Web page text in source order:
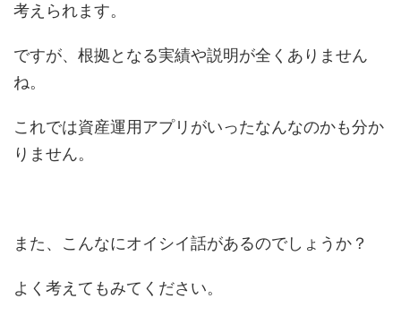
考えられます。
ですが、根拠となる実績や説明が全くありません
ね。
これでは資産運用アプリがいったなんなのかも分か
りません。
また、こんなにオイシイ話があるのでしょうか？
よく考えてもみてください。